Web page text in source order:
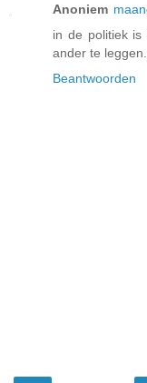
Anoniem
in de politiek is
ander te
Beantwoorden